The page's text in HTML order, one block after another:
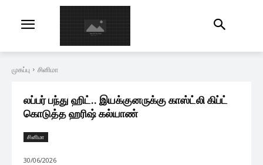
முகப்பு சினிமா
லப்பர் பந்து ஹிட்.. இயக்குனருக்கு காஸ்ட்லி கிப்ட்
கொடுத்த ஹரிஷ் கல்யாண்
சினிமா
30/06/2026